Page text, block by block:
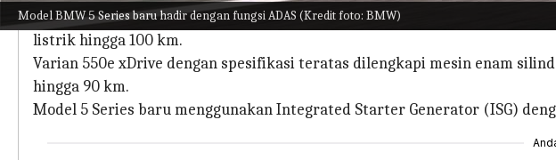
Model BMW 5 Series baru hadir dengan fungsi ADAS (Kredit foto: BMW)
Sedan 530e menggabungkan mesin bensin empat silinder dengan
listrik hingga 100 km.
Varian 550e xDrive dengan spesifikasi teratas dilengkapi mesin enam
hingga 90 km.
Model 5 Series baru menggunakan Integrated Starter Generator (ISG)